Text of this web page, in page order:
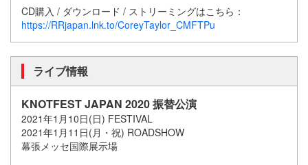
CD購入 / ダウンロード / ストリーミングはこちら：
https://RRjapan.lnk.to/CoreyTaylor_CMFTPu
ライブ情報
KNOTFEST JAPAN 2020 振替公演
2021年1月10日(日) FESTIVAL
2021年1月11日(月・祝) ROADSHOW
幕張メッセ国際展示場